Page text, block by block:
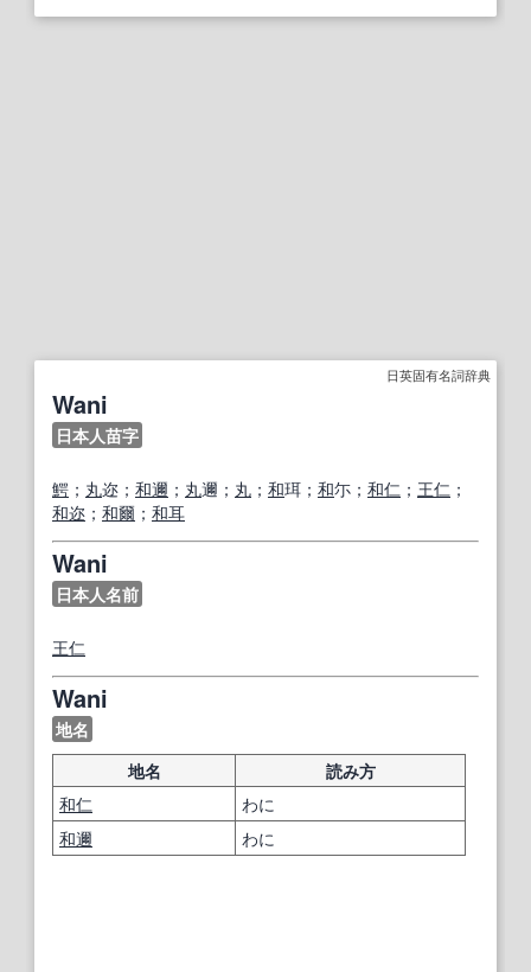
日英固有名詞辞典
Wani
日本人苗字
鰐 ； 丸迩； 和邇 ； 丸邇； 丸 ； 和珥； 和尓； 和仁 ； 王仁 ；
和迩 ； 和爾 ； 和耳
Wani
日本人名前
王仁
Wani
地名
地名
読み方
和仁
わに
和邇
わに